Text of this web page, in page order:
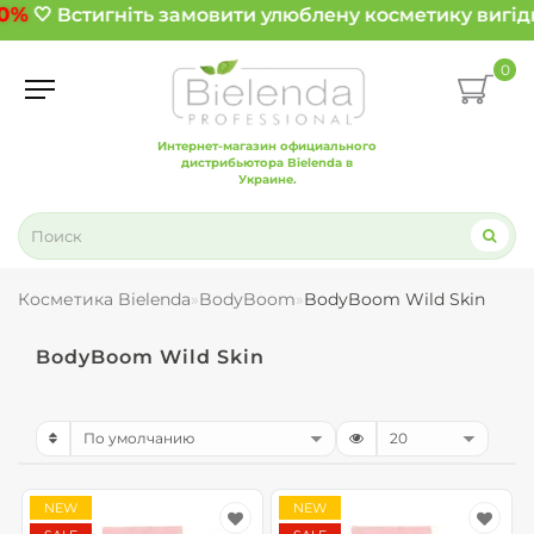
🤍 Встигніть замовити улюблену косметику
Интернет-магазин официального
дистрибьютора Bielenda в
Украине.
0
Косметика Bielenda BodyBoom BodyBoom Wild Skin
BodyBoom Wild Skin
NEW
NEW